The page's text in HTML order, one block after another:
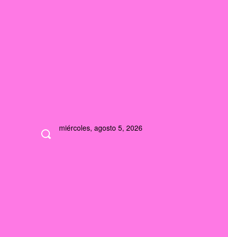
miércoles, agosto 5, 2026